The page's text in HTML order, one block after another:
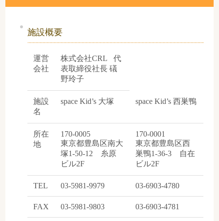
施設概要
運営
会社
株式会社CRL 代
表取締役社長 礒
野玲子
施設
名
space Kid’s 大塚 space Kid’s 西巣鴨
所在
地
170-0005
東京都豊島区南大
塚1-50-12 糸原
ビル2F
170-0001
東京都豊島区西
巣鴨1-36-3 自在
ビル2F
TEL 03-5981-9979 03-6903-4780
FAX 03-5981-9803 03-6903-4781